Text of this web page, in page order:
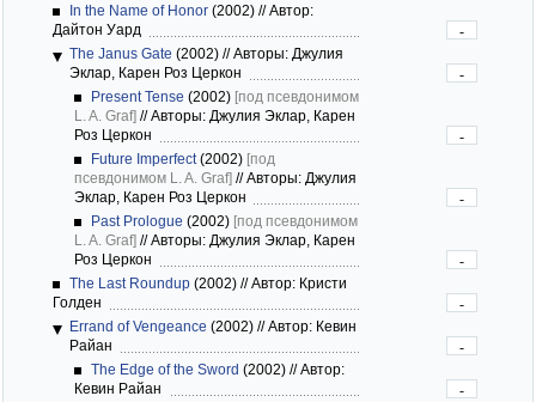
In the Name of Honor (2002) //Автор:
Дайтон Уард
-
The Janus Gate (2002) //Авторы: Джулия
Эклар, Карен Роз Церкон
-
Present Tense (2002) [под псевдонимом
L. A. Graf] //Авторы: Джулия Эклар, Карен
Роз Церкон
-
Future Imperfect(2002) [под
псевдонимом L. A. Graf] //Авторы: Джулия
Эклар, Карен Роз Церкон
-
Past Prologue (2002) [под псевдонимом
L. A. Graf] //Авторы: Джулия Эклар, Карен
Роз Церкон
-
The Last Roundup (2002) //Автор: Кристи
Голден
-
Errand of Vengeance (2002) //Автор: Кевин
Райан
-
The Edge of the Sword (2002) //Автор:
Кевин Райан
-